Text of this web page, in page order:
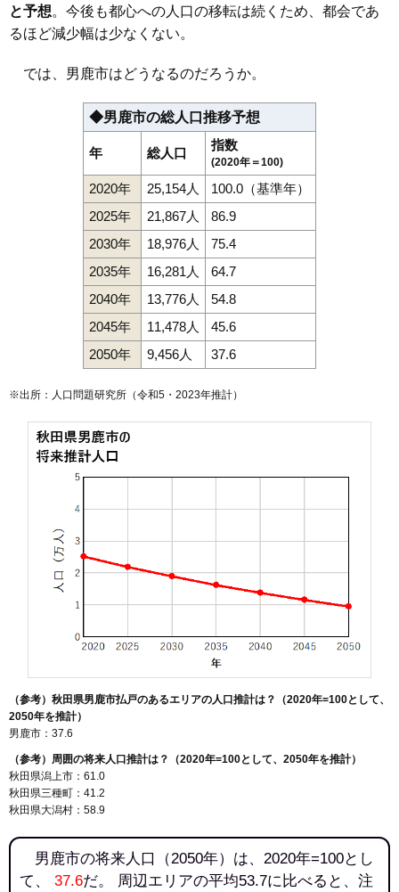
と予想。今後も都心への人口の移転は続くため、都会であ
るほど減少幅は少なくない。
では、男鹿市はどうなるのだろうか。
◆男鹿市の総人口推移予想
年 総人口
指数
(2020年＝100)
2020年 25,154人
100.0（基準年）
2025年
21,867人
86.9
2030年
18,976人
75.4
2035年
16,281人
64.7
2040年
13,776人
54.8
2045年
11,478人
45.6
2050年
9,456人 37.6
※出所：人口問題研究所（令和5・2023年推計）
（参考）秋田県男鹿市払戸のあるエリアの人口推計は？（2020年=100として、
2050年を推計）
男鹿市：37.6
（参考）周囲の将来人口推計は？（2020年=100として、2050年を推計）
秋田県潟上市：61.0
秋田県三種町：41.2
秋田県大潟村：58.9
男鹿市の将来人口（2050年）は、2020年=100とし
て、 37.6だ。 周辺エリアの平均53.7に比べると、注